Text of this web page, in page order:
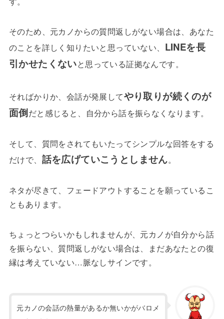
そのため、元カノからの質問返しがない場合は、あなた
のことを詳しく知りたいと思っていない、 LINEを長
引かせたくないと思っている証拠なんです。
そればかりか、会話が発展してやり取りが続くのが
面倒だと感じると、自分から話を振らなくなります。
そして、質問をされてもいたってシンプルな回答をする
だけで、 話を広げていこうとしません。
ネタが尽きて、フェードアウトすることを願っているこ
ともあります。
ちょっとつらいかもしれませんが、元カノが自分から話
を振らない、質問返しがない場合は、まだあなたとの復
縁は考えていない…脈なしサインです。
元カノの会話の熱量があるか無いかがバロメ